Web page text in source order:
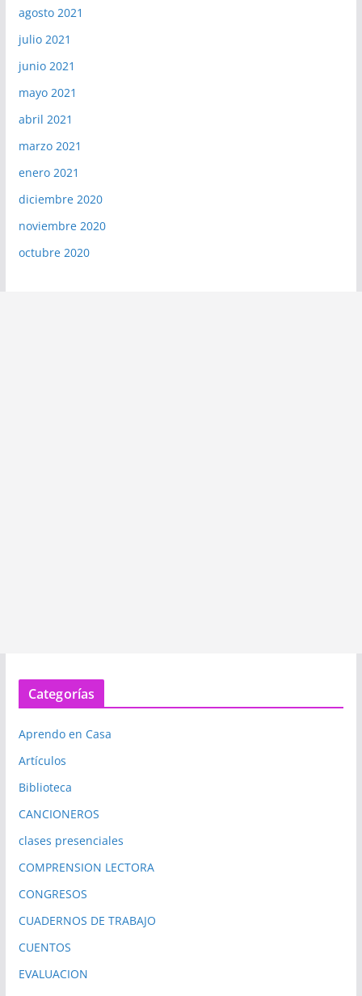
agosto 2021
julio 2021
junio 2021
mayo 2021
abril 2021
marzo 2021
enero 2021
diciembre 2020
noviembre 2020
octubre 2020
Categorías
Aprendo en Casa
Artículos
Biblioteca
CANCIONEROS
clases presenciales
COMPRENSION LECTORA
CONGRESOS
CUADERNOS DE TRABAJO
CUENTOS
EVALUACION